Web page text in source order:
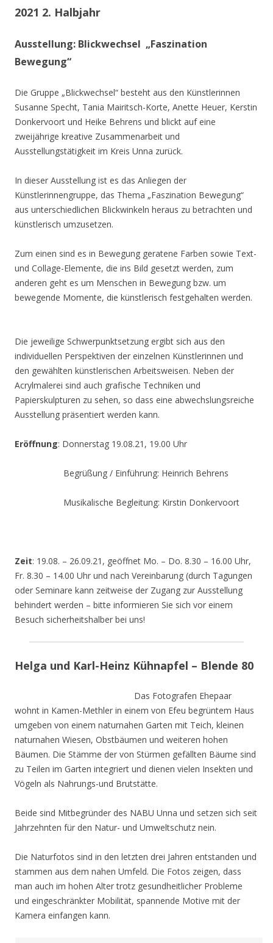
2021 2. Halbjahr
Ausstellung: Blickwechsel „Faszination
Bewegung“
Die Gruppe „Blickwechsel“ besteht aus den Künstlerinnen
Susanne Specht, Tania Mairitsch-Korte, Anette Heuer, Kerstin
Donkervoort und Heike Behrens und blickt auf eine
zweijährige kreative Zusammenarbeit und
Ausstellungstätigkeit im Kreis Unna zurück.
In dieser Ausstellung ist es das Anliegen der
Künstlerinnengruppe, das Thema „Faszination Bewegung“
aus unterschiedlichen Blickwinkeln heraus zu betrachten und
künstlerisch umzusetzen.
Zum einen sind es in Bewegung geratene Farben sowie Text-
und Collage-Elemente, die ins Bild gesetzt werden, zum
anderen geht es um Menschen in Bewegung bzw. um
bewegende Momente, die künstlerisch festgehalten werden.
Die jeweilige Schwerpunktsetzung ergibt sich aus den
individuellen Perspektiven der einzelnen Künstlerinnen und
den gewählten künstlerischen Arbeitsweisen. Neben der
Acrylmalerei sind auch grafische Techniken und
Papierskulpturen zu sehen, so dass eine abwechslungsreiche
Ausstellung präsentiert werden kann.
Eröffnung: Donnerstag 19.08.21, 19.00 Uhr
Begrüßung / Einführung: Heinrich Behrens
Musikalische Begleitung: Kirstin Donkervoort
Zeit: 19.08. – 26.09.21, geöffnet Mo. – Do. 8.30 – 16.00 Uhr,
Fr. 8.30 – 14.00 Uhr und nach Vereinbarung (durch Tagungen
oder Seminare kann zeitweise der Zugang zur Ausstellung
behindert werden – bitte informieren Sie sich vor einem
Besuch sicherheitshalber bei uns!
Helga und Karl-Heinz Kühnapfel – Blende 80
Das Fotografen Ehepaar
wohnt in Kamen-Methler in einem von Efeu begrüntem Haus
umgeben von einem naturnahen Garten mit Teich, kleinen
naturnahen Wiesen, Obstbäumen und weiteren hohen
Bäumen. Die Stämme der von Stürmen gefällten Bäume sind
zu Teilen im Garten integriert und dienen vielen Insekten und
Vögeln als Nahrungs-und Brutstätte.
Beide sind Mitbegründer des NABU Unna und setzen sich seit
Jahrzehnten für den Natur- und Umweltschutz nein.
Die Naturfotos sind in den letzten drei Jahren entstanden und
stammen aus dem nahen Umfeld. Die Fotos zeigen, dass
man auch im hohen Alter trotz gesundheitlicher Probleme
und eingeschränkter Mobilität, spannende Motive mit der
Kamera einfangen kann.